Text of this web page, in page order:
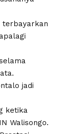
terbayarkan
jadi
ketika
Walisongo.